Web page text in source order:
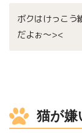
ボクはけっこう
だよぉ〜><
猫が嫌